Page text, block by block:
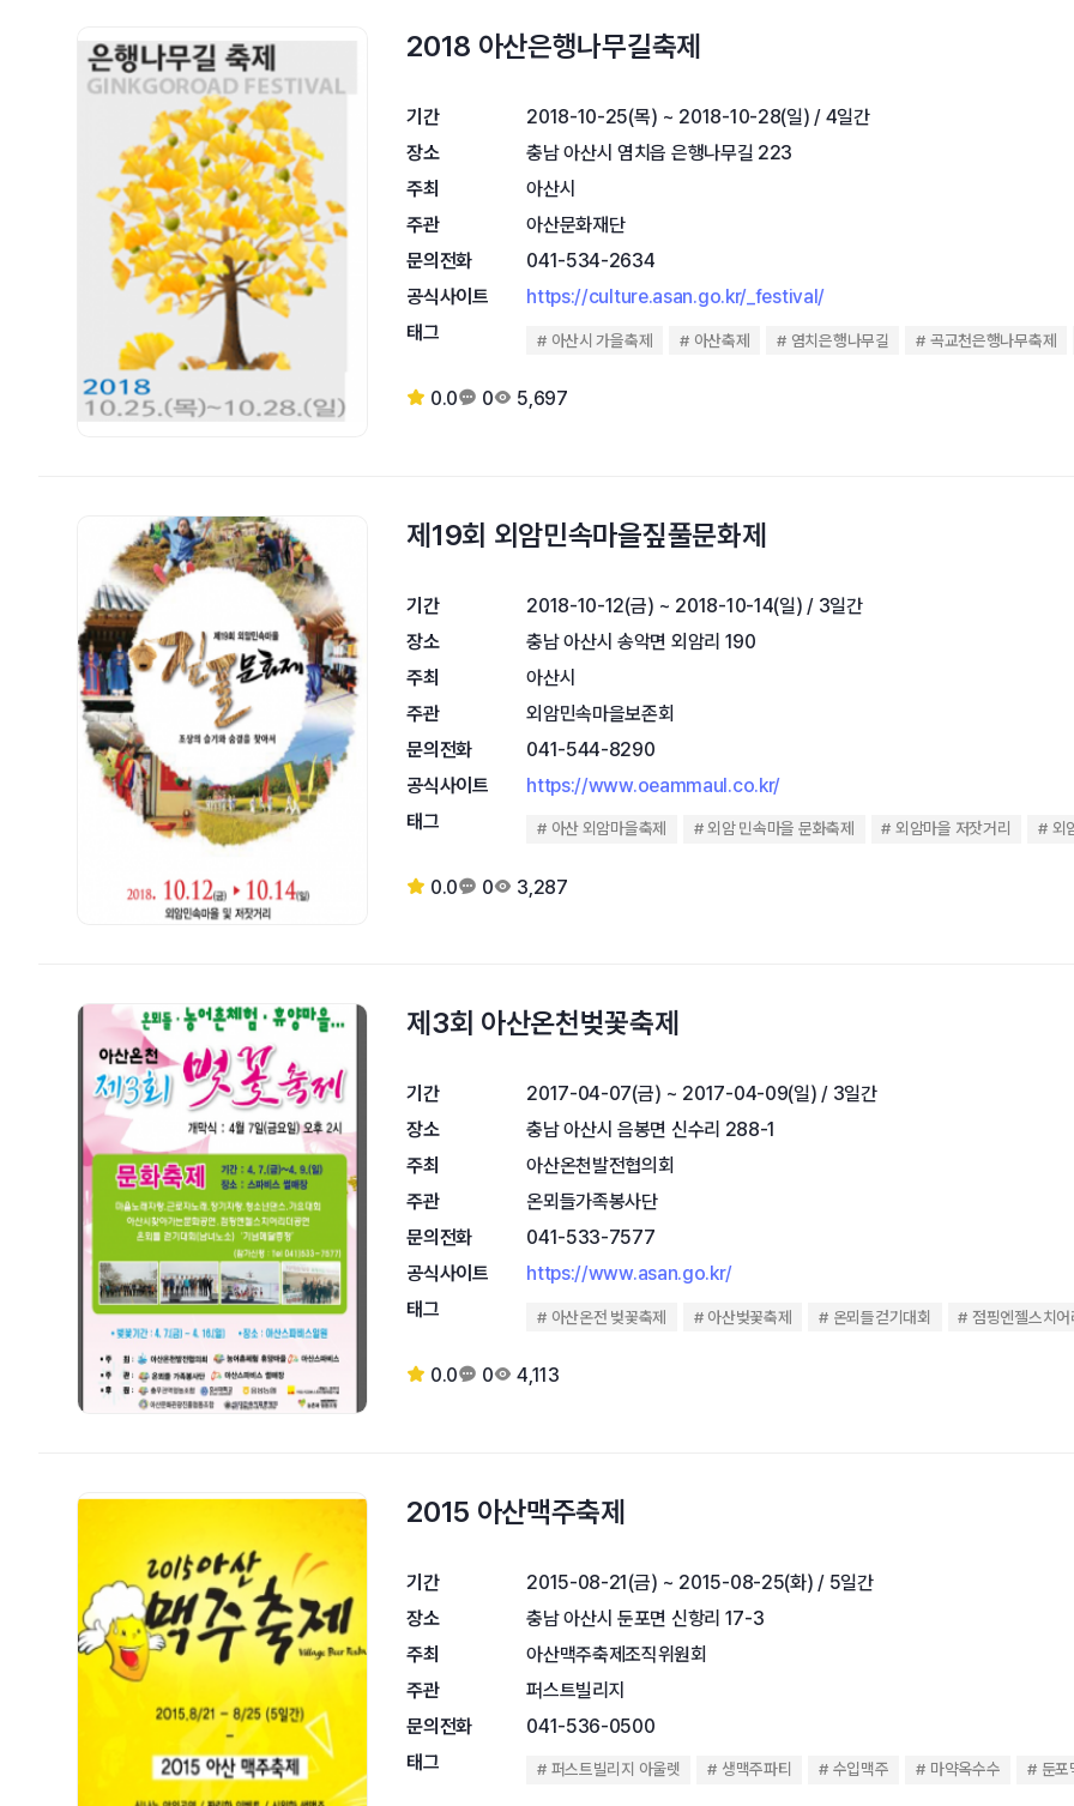
2018 아산은행나무길축제
기간
2018-10-25(목) ~ 2018-10-28(일) / 4일간
장소
충남 아산시 염치읍 은행나무길 223
주최
아산시
주관
아산문화재단
문의전화
041-534-2634
공식사이트
https://culture.asan.go.kr/_festival/
태그
아산시 가을축제 아산축제 염치은행나무길 곡교천은행나무축제
0.0 0 5,697
제19회 외암민속마을짚풀문화제
기간
2018-10-12(금) ~ 2018-10-14(일) / 3일간
장소
충남 아산시 송악면 외암리 190
주최
아산시
주관
외암민속마을보존회
문의전화
041-544-8290
공식사이트
https://www.oeammaul.co.kr/
태그
아산 외암마을축제 외암 민속마을 문화축제 외암마을 저잣거리 외
0.0 0 3,287
제3회 아산온천벚꽃축제
기간
2017-04-07(금) ~ 2017-04-09(일) / 3일간
장소
충남 아산시 음봉면 신수리 288-1
주최
아산온천발전협의회
주관
온뫼들가족봉사단
문의전화
041-533-7577
공식사이트
https://www.asan.go.kr/
태그
아산온전 벚꽃축제 아산벚꽃축제 온뫼들걷기대회 점핑엔젤스치어
0.0 0 4,113
2015 아산맥주축제
기간
2015-08-21(금) ~ 2015-08-25(화) / 5일간
장소
충남 아산시 둔포면 신항리 17-3
주최
아산맥주축제조직위원회
주관
퍼스트빌리지
문의전화
041-536-0500
태그
퍼스트빌리지 아울렛 생맥주파티 수입맥주 마약옥수수 둔포